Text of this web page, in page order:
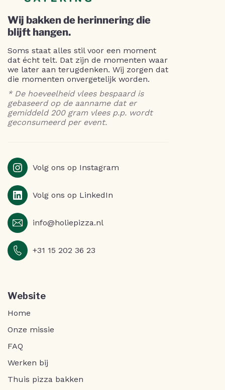
Wij bakken de herinnering die
blijft hangen.
Soms staat alles stil voor een moment
dat écht telt. Dat zijn de momenten waar
we later aan terugdenken. Wij zorgen dat
die momenten onvergetelijk worden.
* De hoeveelheid vlees bespaard is
gebaseerd op de aanname dat er
gemiddeld 200 gram vlees p.p. wordt
geconsumeerd per event.
Volg ons op Instagram
Volg ons op LinkedIn
info@holiepizza.nl
+31 15 202 36 23
Website
Home
Onze missie
FAQ
Werken bij
Thuis pizza bakken